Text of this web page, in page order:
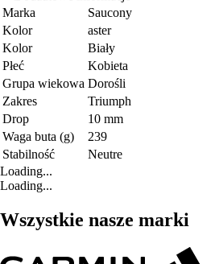
Marka
Saucony
Kolor
aster
Kolor
Biały
Płeć
Kobieta
Grupa wiekowa Dorośli
Zakres
Triumph
Drop
10 mm
Waga buta (g)
239
Stabilność
Neutre
Loading...
Loading...
Wszystkie nasze marki